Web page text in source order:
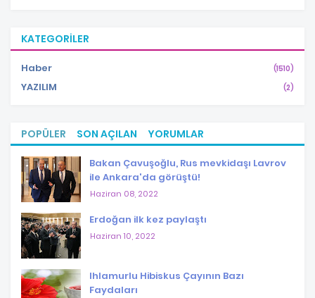
KATEGORILER
Haber (1510)
YAZILIM (2)
POPÜLER SON AÇILAN YORUMLAR
Bakan Çavuşoğlu, Rus mevkidaşı Lavrov
ile Ankara'da görüştü!
Haziran 08, 2022
Erdoğan ilk kez paylaştı
Haziran 10, 2022
Ihlamurlu Hibiskus Çayının Bazı
Faydaları